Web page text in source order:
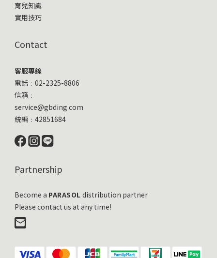
育兒知識
實用技巧
Contact
客服專線
電話﹕02-2325-8806
信箱﹕
service@gbding.com
統編﹕42851684
Partnership
Become a PARASOL distribution partner
Please contact us at any time!